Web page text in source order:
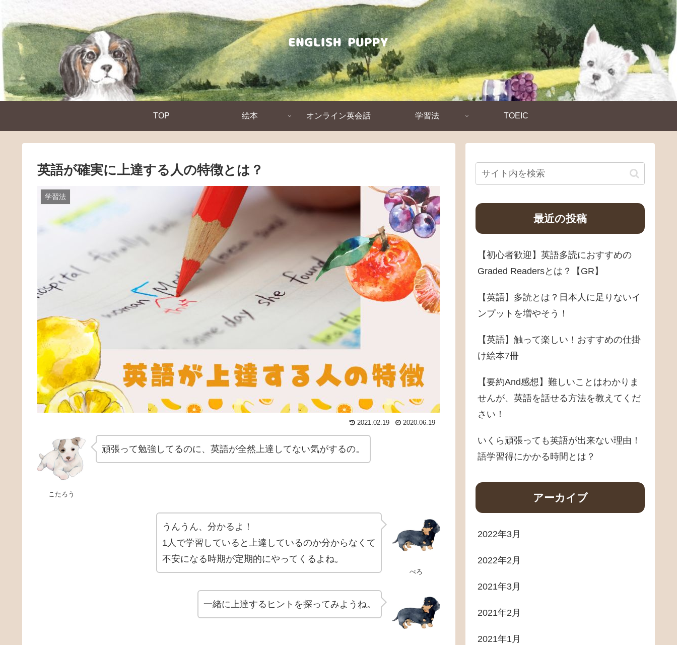
TOP 絵本 オンライン英会話 学習法 TOEIC
英語が確実に上達する人の特徴とは？
学習法
2021.02.19 2020.06.19
こたろう
頑張って勉強してるのに、英語が全然上達してない気がするの。
ぺろ
うんうん、分かるよ！
1人で学習していると上達しているのか分からなくて
不安になる時期が定期的にやってくるよね。
一緒に上達するヒントを探ってみようね。
最近の投稿
【初心者歓迎】英語多読におすすめの
Graded Readersとは？【GR】
【英語】多読とは？日本人に足りないイ
ンプットを増やそう！
【英語】触って楽しい！おすすめの仕掛
け絵本7冊
【要約And感想】難しいことはわかりま
せんが、英語を話せる方法を教えてくだ
さい！
いくら頑張っても英語が出来ない理由！
語学習得にかかる時間とは？
アーカイブ
2022年3月
2022年2月
2021年3月
2021年2月
2021年1月